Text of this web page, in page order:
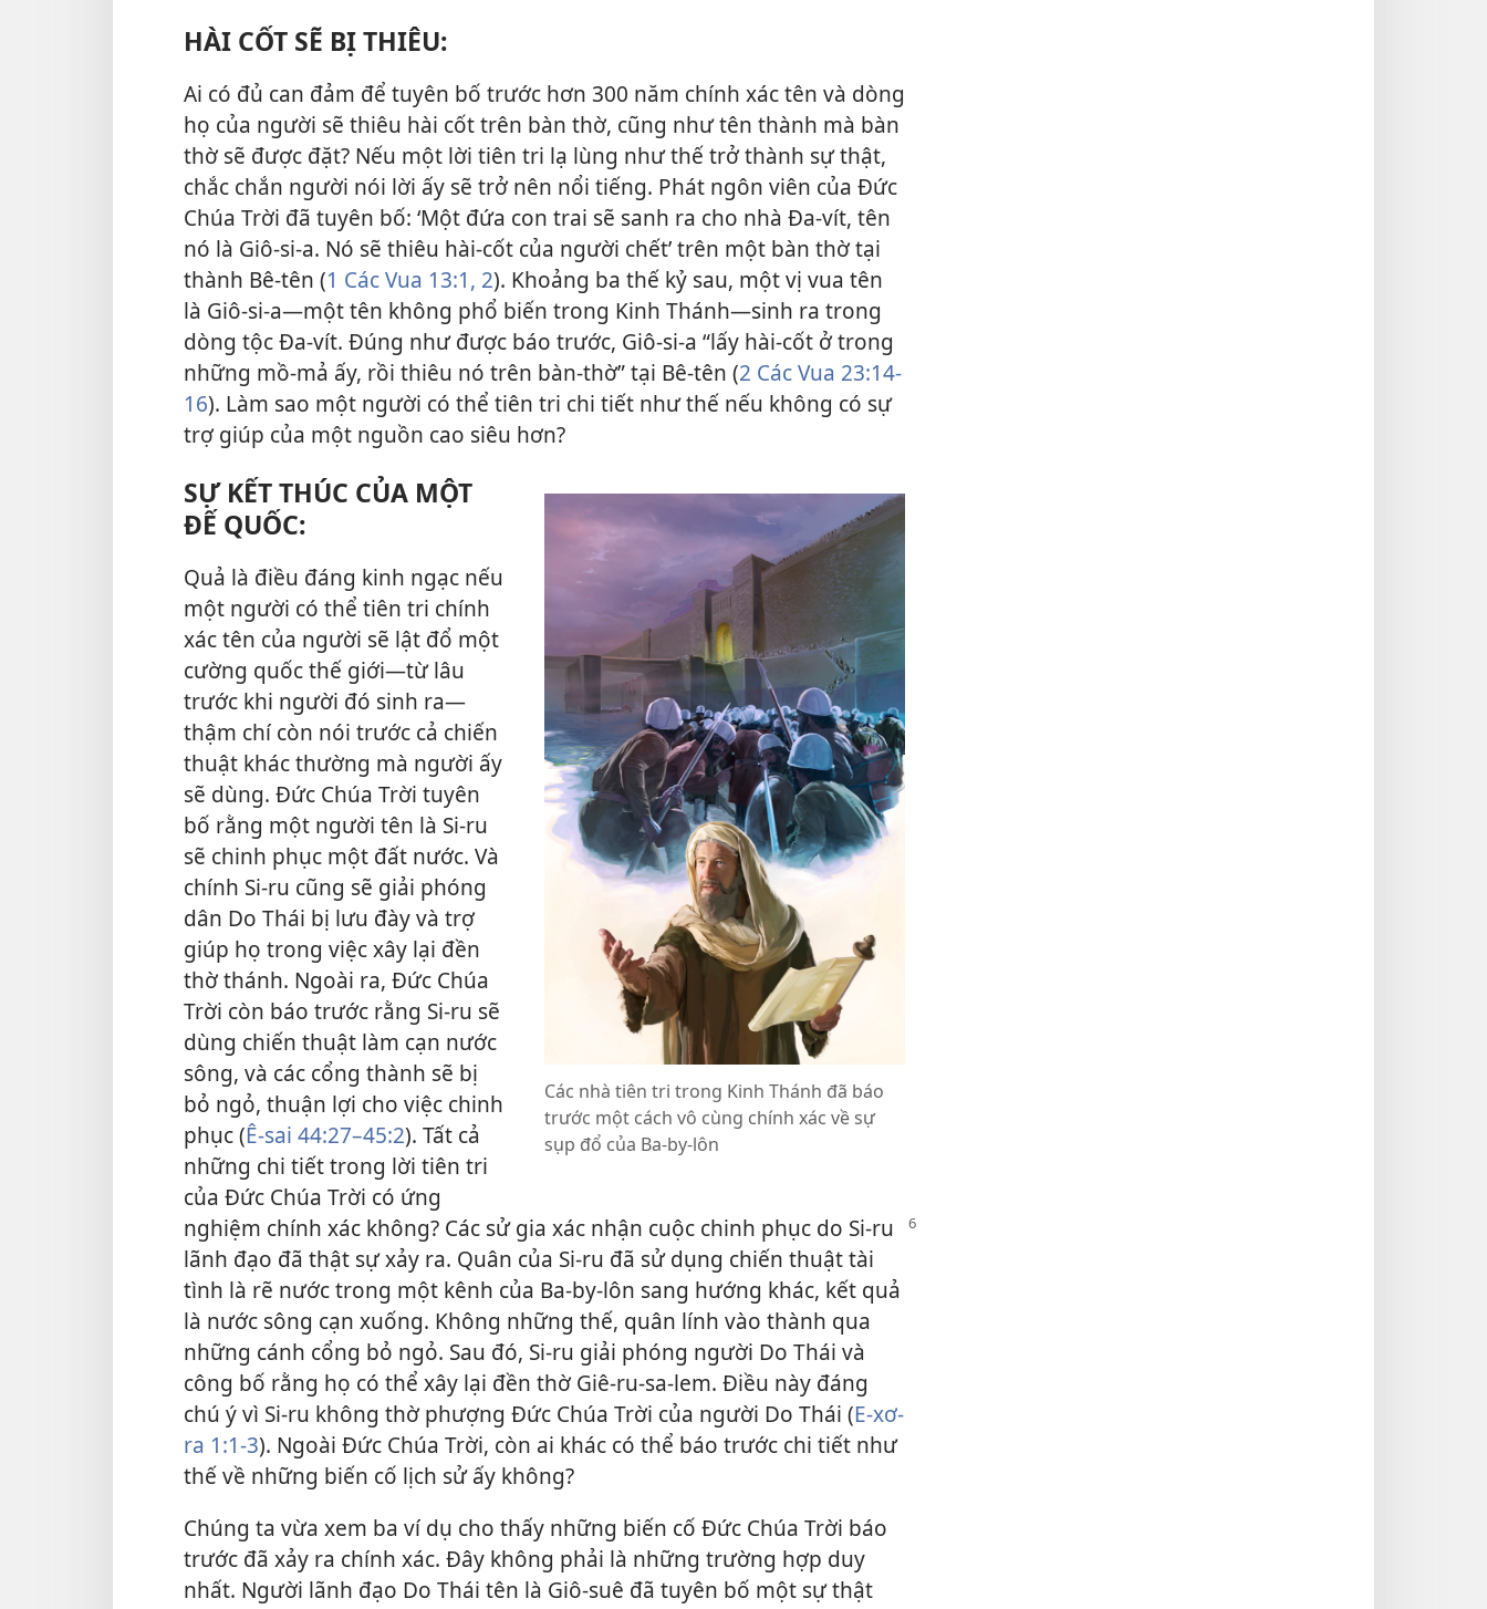
HÀI CỐT SẼ BỊ THIÊU:
Ai có đủ can đảm để tuyên bố trước hơn 300 năm chính xác tên và dòng
họ của người sẽ thiêu hài cốt trên bàn thờ, cũng như tên thành mà bàn
thờ sẽ được đặt? Nếu một lời tiên tri lạ lùng như thế trở thành sự thật,
chắc chắn người nói lời ấy sẽ trở nên nổi tiếng. Phát ngôn viên của Đức
Chúa Trời đã tuyên bố: ‘Một đứa con trai sẽ sanh ra cho nhà Đa-vít, tên
nó là Giô-si-a. Nó sẽ thiêu hài-cốt của người chết’ trên một bàn thờ tại
thành Bê-tên (1 Các Vua 13:1, 2). Khoảng ba thế kỷ sau, một vị vua tên
là Giô-si-a—một tên không phổ biến trong Kinh Thánh—sinh ra trong
dòng tộc Đa-vít. Đúng như được báo trước, Giô-si-a “lấy hài-cốt ở trong
những mồ-mả ấy, rồi thiêu nó trên bàn-thờ” tại Bê-tên (2 Các Vua 23:14-
16). Làm sao một người có thể tiên tri chi tiết như thế nếu không có sự
trợ giúp của một nguồn cao siêu hơn?
Các nhà tiên tri trong Kinh Thánh đã báo
trước một cách vô cùng chính xác về sự
sụp đổ của Ba-by-lôn
SỰ KẾT THÚC CỦA MỘT
ĐẾ QUỐC:
Quả là điều đáng kinh ngạc nếu
một người có thể tiên tri chính
xác tên của người sẽ lật đổ một
cường quốc thế giới—từ lâu
trước khi người đó sinh ra—
thậm chí còn nói trước cả chiến
thuật khác thường mà người ấy
sẽ dùng. Đức Chúa Trời tuyên
bố rằng một người tên là Si-ru
sẽ chinh phục một đất nước. Và
chính Si-ru cũng sẽ giải phóng
dân Do Thái bị lưu đày và trợ
giúp họ trong việc xây lại đền
thờ thánh. Ngoài ra, Đức Chúa
Trời còn báo trước rằng Si-ru sẽ
dùng chiến thuật làm cạn nước
sông, và các cổng thành sẽ bị
bỏ ngỏ, thuận lợi cho việc chinh
phục (Ê-sai 44:27–45:2). Tất cả
những chi tiết trong lời tiên tri
của Đức Chúa Trời có ứng
nghiệm chính xác không? Các sử gia xác nhận cuộc chinh phục do Si-ru
lãnh đạo đã thật sự xảy ra. Quân của Si-ru đã sử dụng chiến thuật tài
tình là rẽ nước trong một kênh của Ba-by-lôn sang hướng khác, kết quả
là nước sông cạn xuống. Không những thế, quân lính vào thành qua
những cánh cổng bỏ ngỏ. Sau đó, Si-ru giải phóng người Do Thái và
công bố rằng họ có thể xây lại đền thờ Giê-ru-sa-lem. Điều này đáng
chú ý vì Si-ru không thờ phượng Đức Chúa Trời của người Do Thái (E-xơ-
ra 1:1-3). Ngoài Đức Chúa Trời, còn ai khác có thể báo trước chi tiết như
thế về những biến cố lịch sử ấy không?
Chúng ta vừa xem ba ví dụ cho thấy những biến cố Đức Chúa Trời báo
trước đã xảy ra chính xác. Đây không phải là những trường hợp duy
nhất. Người lãnh đạo Do Thái tên là Giô-suê đã tuyên bố một sự thật